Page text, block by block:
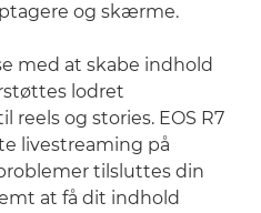
og skærme.
med at skabe indhold
lodret
reels og stories. EOS R7
livestreaming på
tilsluttes din
at få dit indhold